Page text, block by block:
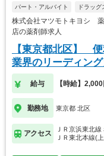
パート・アルバイト ドラッグ
株式会社マツモトキヨシ
店の薬剤師求人
【東京都北区】
業界のリーディン
給与 【時給】
勤務地 東京都 北区
アクセス
ＪＲ京浜東北線
ＪＲ東北本線(